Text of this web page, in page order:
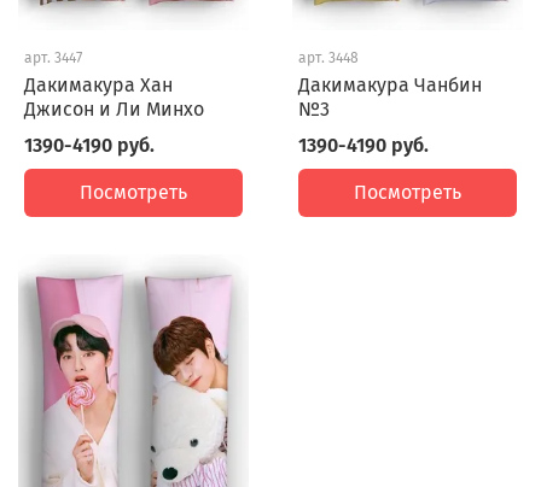
арт. 3447
Дакимакура Хан
Джисон и Ли Минхо
1390-4190 руб.
Посмотреть
арт. 3448
Дакимакура Чанбин
№3
1390-4190 руб.
Посмотреть